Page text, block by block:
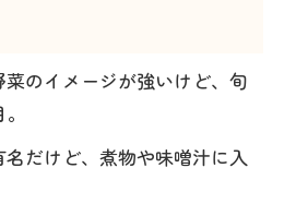
のイメージが強いけど、旬
だけど、煮物や味噌汁に入